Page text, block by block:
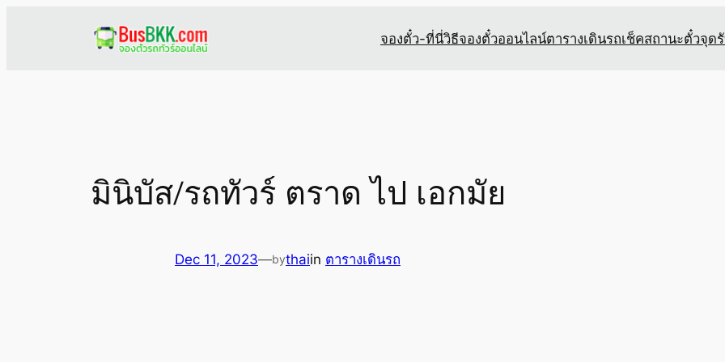
จองตั๋ว-ที่นี่วิธีจองตั๋วออนไลน์ตารางเดินรถเช็คสถานะตั๋วจุด
มินิบัส/รถทัวร์ ตราด ไป เอกมัย
Dec 11, 2023—bythaiin ตารางเดินรถ